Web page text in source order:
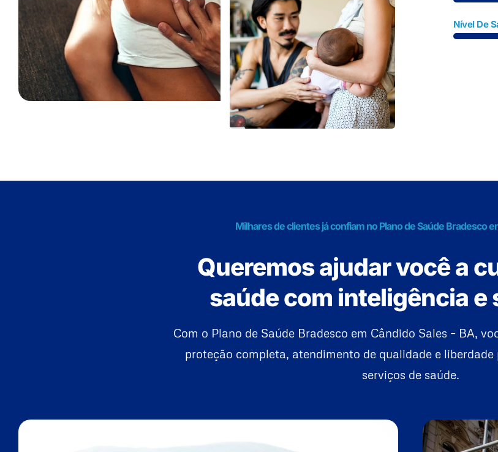
Nível De
Milhares de clientes já confiam no Plano de Saúde Bradesco
Queremos ajudar você a
saúde com inteligência e
Com o Plano de Saúde Bradesco em Cândido Sales – BA,
proteção completa, atendimento de qualidade e liberdade
serviços de saúde.